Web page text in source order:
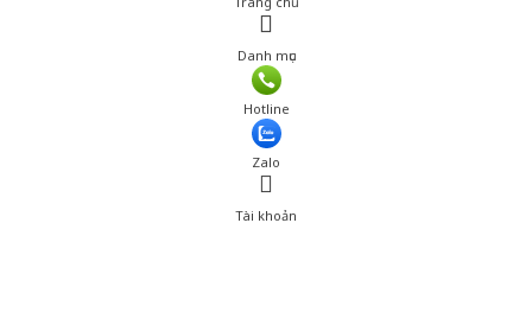
Danh mục
Hotline
Zalo
Tài khoản